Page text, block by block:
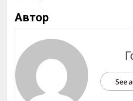
Автор
See